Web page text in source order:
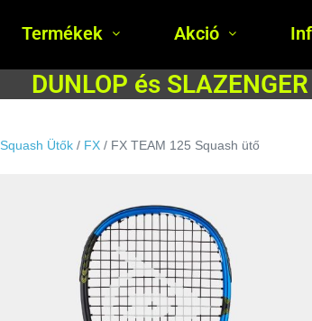
Termékek Akció
DUNLOP és
Squash Ütők / FX / FX TEAM 125 Squash ütő